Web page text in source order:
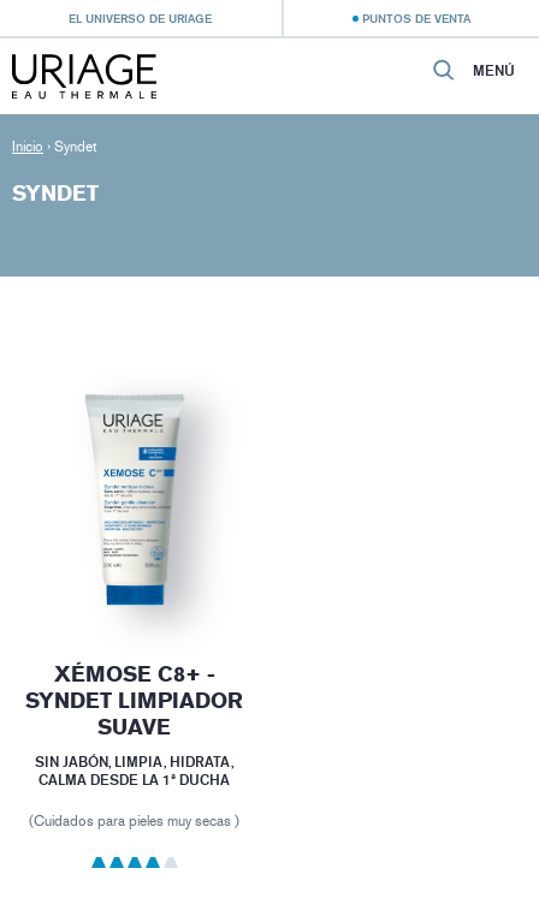
EL UNIVERSO DE URIAGE PUNTOS DE VENTA
MENÚ
Inicio › Syndet
SYNDET
XÉMOSE C8+ -
SYNDET LIMPIADOR
SUAVE
SIN JABÓN, LIMPIA, HIDRATA,
CALMA DESDE LA 1ª DUCHA
(Cuidados para pieles muy secas )